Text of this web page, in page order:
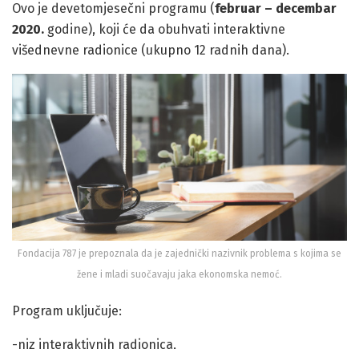
Ovo je devetomjesečni programu (februar – decembar
2020. godine), koji će da obuhvati interaktivne
višednevne radionice (ukupno 12 radnih dana).
Fondacija 787 je prepoznala da je zajednički nazivnik problema s kojima se
žene i mladi suočavaju jaka ekonomska nemoć.
Program uključuje:
-niz interaktivnih radionica,